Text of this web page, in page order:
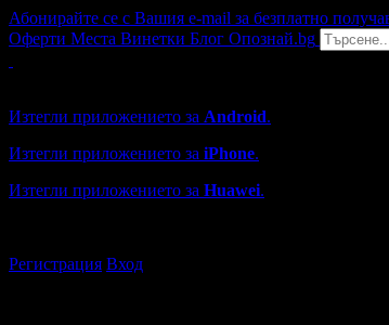
Абонирайте се с Вашия e-mail за безплатно
Оферти Места Винетки Блог Опознай.bg
Изтегли приложението за Android.
Изтегли приложението за iPhone.
Изтегли приложението за Huawei.
Регистрация Вход